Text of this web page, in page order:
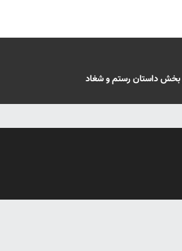
بخش داستان رستم و شغاد